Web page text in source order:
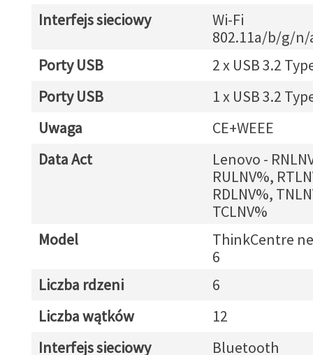
Interfejs sieciowy
Wi-Fi
802.11a/b/g/
Porty USB
2 x USB 3.2
Porty USB
1 x USB 3.2
Uwaga
CE+WEEE
Data Act
Lenovo -
RULNV%,
RDLNV%,
TCLNV%
Model
ThinkCentre
6
Liczba rdzeni
6
Liczba wątków
12
Interfejs sieciowy
Bluetooth